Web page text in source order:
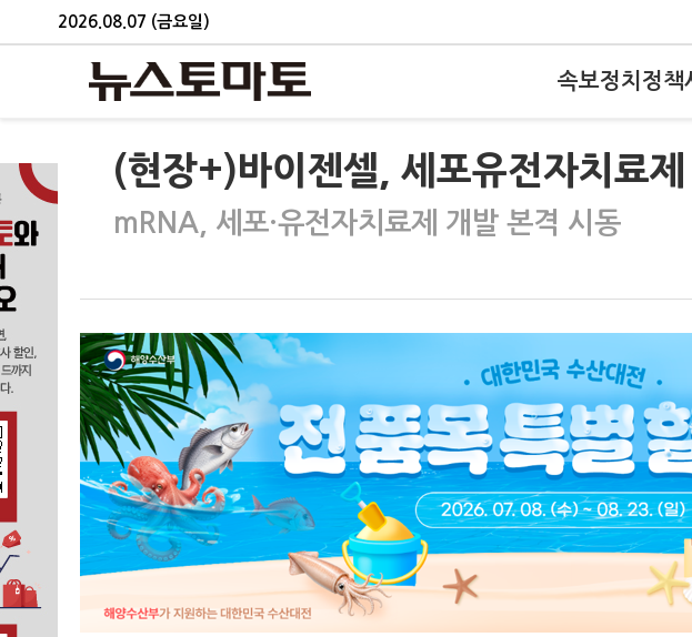
2026.08.07 (금요일)
속보정치 정책
(현장+)바이젠셀, 세포유전자치료
mRNA, 세포·유전자치료제 개발 본격 시동